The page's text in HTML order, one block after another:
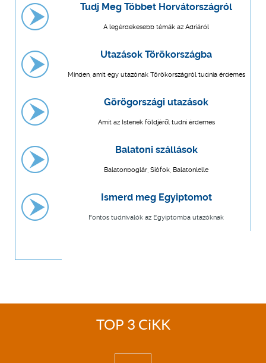
Tudj Meg Többet Horvátországról
A legérdekesebb témák az Adriáról
Utazások Törökországba
Minden, amit egy utazónak Törökországról tudnia érdemes
Görögországi utazások
Amit az Istenek földjéről tudni érdemes
Balatoni szállások
Balatonboglár, Siófok, Balatonlelle
Ismerd meg Egyiptomot
Fontos tudnivalók az Egyiptomba utazóknak
TOP 3 CiKK